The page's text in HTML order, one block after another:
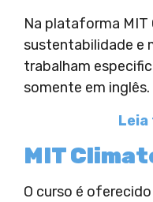
Na plataforma MIT
sustentabilidade e
trabalham
somente em inglês.
MIT
O curso é